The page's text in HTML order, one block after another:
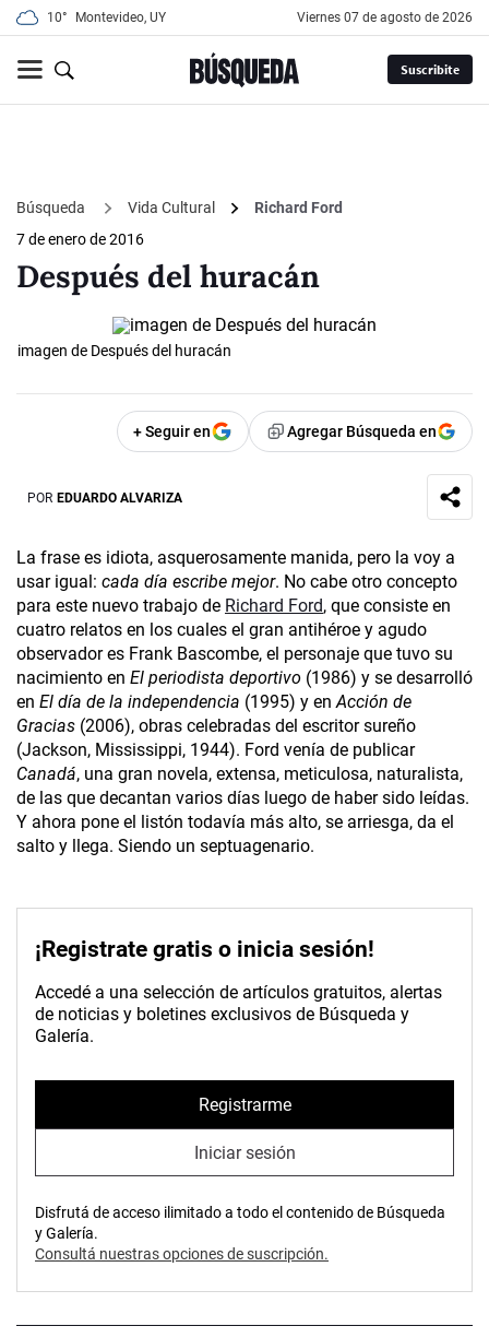
10° Montevideo, UY viernes 07 de agosto de 2026
Suscribite
Búsqueda Vida Cultural
Richard Ford
7 de enero de 2016
Después del huracán
imagen de Después del huracán
+ Seguir en Agregar Búsqueda en
POR EDUARDO ALVARIZA
La frase es idiota, asquerosamente manida, pero la voy a
usar igual: cada día escribe mejor. No cabe otro concepto
para este nuevo trabajo de Richard Ford, que consiste en
cuatro relatos en los cuales el gran antihéroe y agudo
observador es Frank Bascombe, el personaje que tuvo su
nacimiento en El periodista deportivo (1986) y se desarrolló
en El día de la independencia (1995) y enAcción de
Gracias (2006), obras celebradas del escritor sureño
(Jackson, Missi­ssippi, 1944). Ford venía de publicar
Canadá, una gran novela, extensa, meticulosa, naturalista,
de las que decantan varios días luego de haber sido leídas.
Y ahora pone el listón todavía más alto, se arriesga, da el
salto y llega. Siendo un septuagenario.
¡Registrate gratis o inicia sesión!
Accedé a una selección de artículos gratuitos, alertas
de noticias y boletines exclusivos de Búsqueda y
Galería.
Registrarme
Iniciar sesión
Disfrutá de acceso ilimitado a todo el contenido de Búsqueda
y Galería.
Consultá nuestras opciones de suscripción.